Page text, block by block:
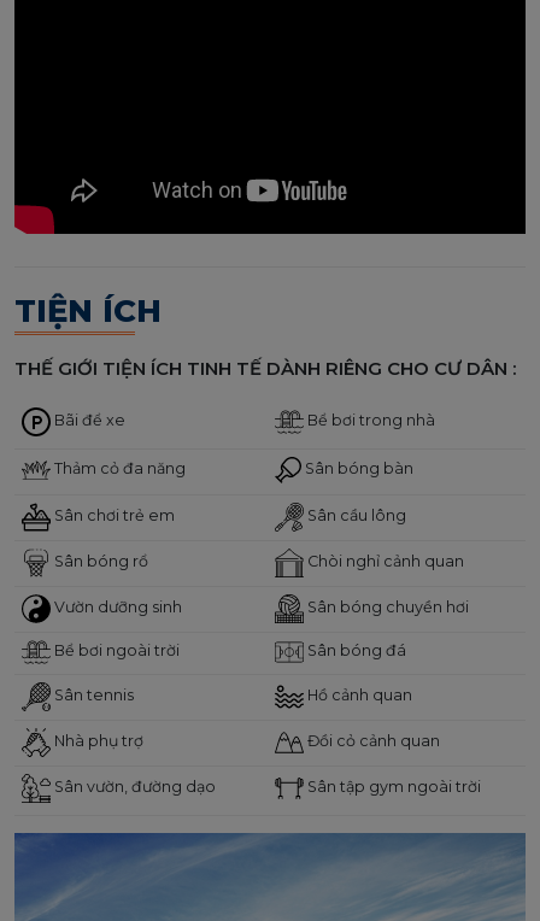
TIỆN ÍCH
THẾ GIỚI TIỆN ÍCH TINH TẾ DÀNH RIÊNG CHO CƯ DÂN :
Bãi để xe Bể bơi trong nhà
Thảm cỏ đa năng Sân bóng bàn
Sân chơi trẻ em Sân cầu lông
Sân bóng rổ Chòi nghỉ cảnh quan
Vườn dưỡng sinh Sân bóng chuyền hơi
Bể bơi ngoài trời Sân bóng đá
Sân tennis Hồ cảnh quan
Nhà phụ trợ Đồi cỏ cảnh quan
Sân vườn, đường dạo Sân tập gym ngoài trời